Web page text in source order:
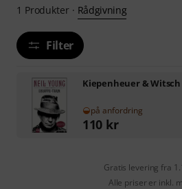
1 Produkter· Rådgivning
Filter
Kiepenheuer & Witsch
på anfordring
110 kr
Gratis levering fra
Alle priser er inkl.